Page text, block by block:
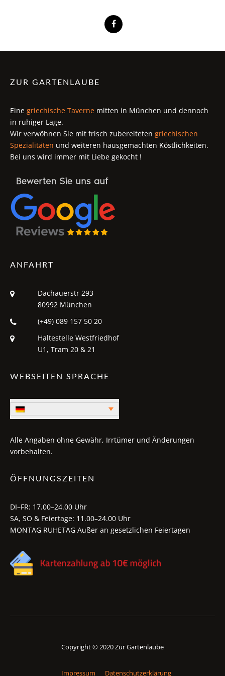
ZUR GARTENLAUBE
Eine griechische Taverne mitten in München und dennoch
in ruhiger Lage.
Wir verwöhnen Sie mit frisch zubereiteten griechischen
Spezialitäten und weiteren hausgemachten Köstlichkeiten.
Bei uns wird immer mit Liebe gekocht !
ANFAHRT
Dachauerstr 293
80992 München
(+49) 089 157 50 20
Haltestelle Westfriedhof
U1, Tram 20 & 21
WEBSEITEN SPRACHE
Alle Angaben ohne Gewähr, Irrtümer und Änderungen
vorbehalten.
ÖFFNUNGSZEITEN
DI–FR: 17.00–24.00 Uhr
SA, SO & Feiertage: 11.00–24.00 Uhr
MONTAG RUHETAG Außer an gesetzlichen Feiertagen
Copyright © 2020 Zur Gartenlaube
Impressum Datenschutzerklärung